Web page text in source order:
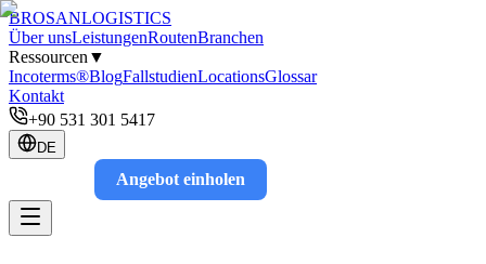
BROSANLOGISTICS
Über unsLeistungenRoutenBranchen
Ressourcen ▼
Incoterms®BlogFallstudienLocationsGlossar
Kontakt
+90 531 301 5417
DE
Angebot einholen